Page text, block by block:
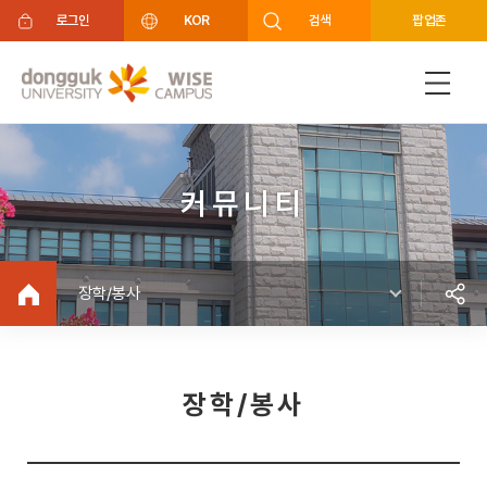
주메뉴 바로가기
푸터 바로가기
로그인 KOR 검색 팝업존
커뮤니티
장학/봉사
장학/봉사